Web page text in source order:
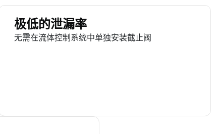
极低的泄漏率
无需在流体控制系统中单独安装截止阀